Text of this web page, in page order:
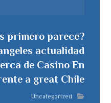
primero parece
actualidad
de Casino En
a great Chile?
Uncategorized